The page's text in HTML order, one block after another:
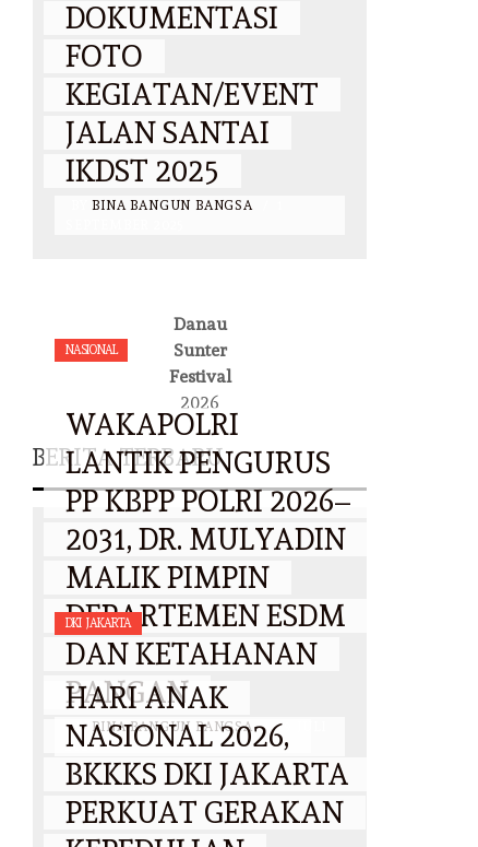
DOKUMENTASI
FOTO
KEGIATAN/EVENT
JALAN SANTAI
IKDST 2025
BINA BANGUN BANGSA
Danau
Sunter
Festival
2026
BERITA TERBARU
NASIONAL
WAKAPOLRI
LANTIK PENGURUS
PP KBPP POLRI 2026–
2031, DR. MULYADIN
MALIK PIMPIN
DEPARTEMEN ESDM
DAN KETAHANAN
PANGAN
BY BINA BANGUN BANGSA /
29 JULI
2026
DKI JAKARTA
HARI ANAK
NASIONAL 2026,
BKKKS DKI JAKARTA
PERKUAT GERAKAN